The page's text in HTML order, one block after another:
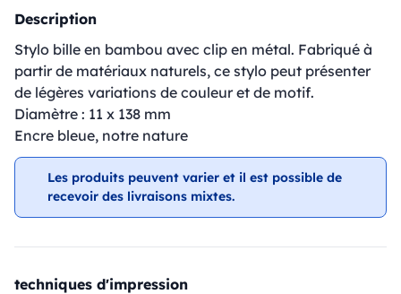
Description
Stylo bille en bambou avec clip en métal. Fabriqué à
partir de matériaux naturels, ce stylo peut présenter
de légères variations de couleur et de motif.
Diamètre : 11 x 138 mm
Encre bleue, notre nature
Les produits peuvent varier et il est possible de
recevoir des livraisons mixtes.
techniques d'impression